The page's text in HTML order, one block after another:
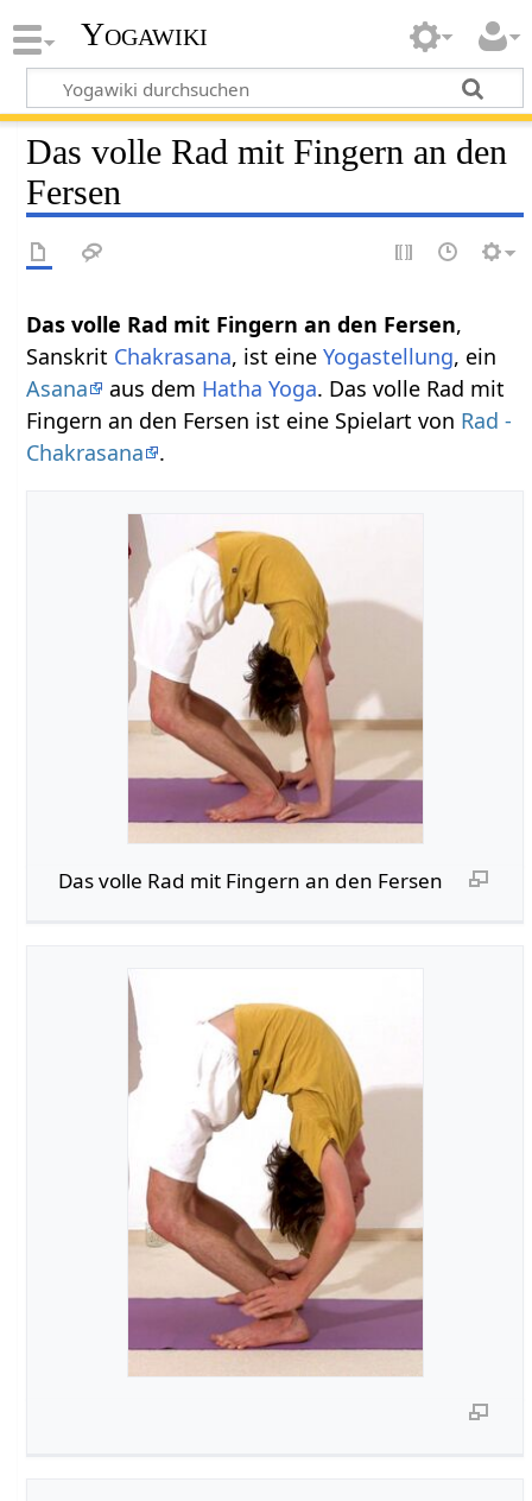
Yogawiki
Das volle Rad mit Fingern an den
Fersen
Das volle Rad mit Fingern an den Fersen,
Sanskrit Chakrasana, ist eineYogastellung, ein
Asana
aus dem Hatha Yoga. Das volle Rad mit
Fingern an den Fersen ist eine Spielart von Rad -
Chakrasana
.
Das volle Rad mit Fingern an den Fersen